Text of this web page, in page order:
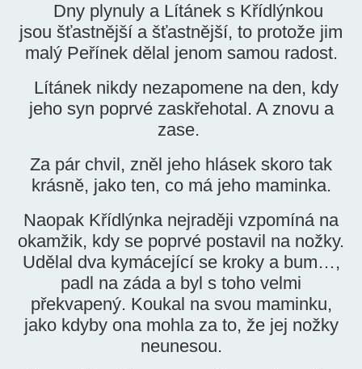
Dny plynuly a Lítánek s Křídlýnkou
jsou šťastnější a šťastnější, to protože jim
malý Peřínek dělal jenom samou radost.
Lítánek nikdy nezapomene na den, kdy
jeho syn poprvé zaskřehotal. A znovu a
zase.
Za pár chvil, zněl jeho hlásek skoro tak
krásně, jako ten, co má jeho maminka.
Naopak Křídlýnka nejraději vzpomíná na
okamžik, kdy se poprvé postavil na nožky.
Udělal dva kymácející se kroky a bum…,
padl na záda a byl s toho velmi
překvapený. Koukal na svou maminku,
jako kdyby ona mohla za to, že jej nožky
neunesou.